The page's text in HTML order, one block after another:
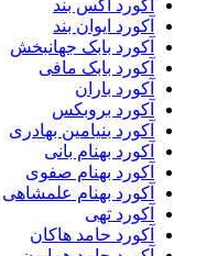
آکورد اکس بند
آکورد ایوان بند
آکورد بابک جهانبخش
آکورد بابک مافی
آکورد باران
آکورد بروبکس
آکورد بنیامین بهادری
آکورد بهنام بانی
آکورد بهنام صفوی
آکورد بهنام علمشاهی
آکورد تهی
آکورد حامد هاکان